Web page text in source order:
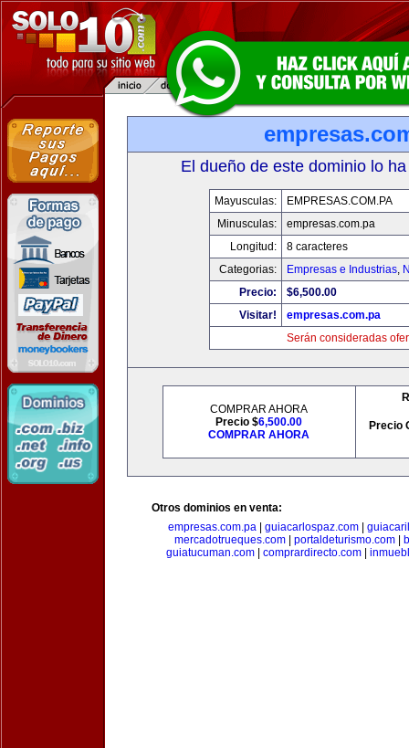
El dueño de este dominio lo
Mayusculas:
EMPRESAS.COM.PA
Minusculas:
empresas.com.pa
Longitud:
8 caracteres
Categorias:
Empresas e Industrias,
Precio:
$6,500.00
Visitar!
empresas.com.pa
Serán consideradas
COMPRAR AHORA
Precio $6,500.00
COMPRAR AHORA
Precio
Otros dominios en venta:
empresas.com.pa| guiacarlospaz.com|
mercadotrueques.com| portaldeturismo.com|
guiatucuman.com
comprardirecto.com